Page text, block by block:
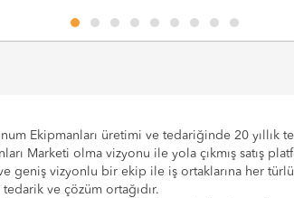
Ekipmanları üretimi ve tedariğinde 20
Marketi olma vizyonu ile yola çıkmış satış
geniş vizyonlu bir ekip ile iş ortaklarına her
ve çözüm ortağıdır.